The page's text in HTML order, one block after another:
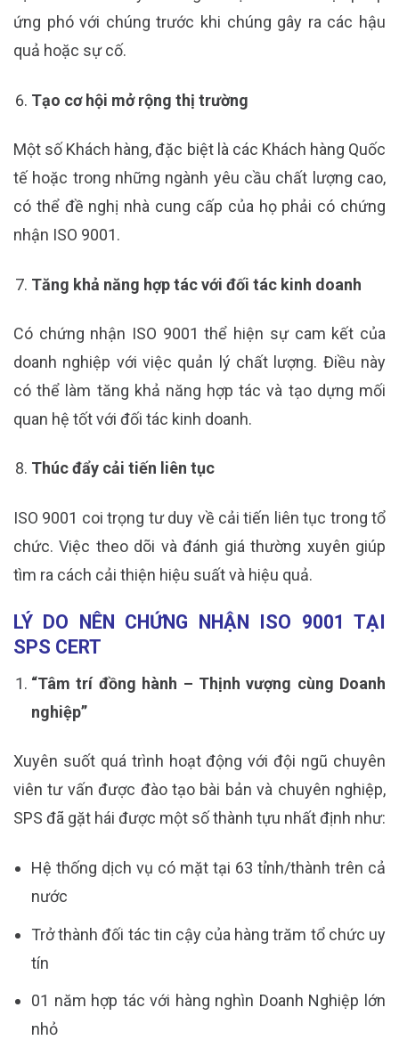
ứng phó với chúng trước khi chúng gây ra các hậu
quả hoặc sự cố.
Tạo cơ hội mở rộng thị trường
Một số Khách hàng, đặc biệt là các Khách hàng Quốc
tế hoặc trong những ngành yêu cầu chất lượng cao,
có thể đề nghị nhà cung cấp của họ phải có chứng
nhận ISO 9001.
Tăng khả năng hợp tác với đối tác kinh doanh
Có chứng nhận ISO 9001 thể hiện sự cam kết của
doanh nghiệp với việc quản lý chất lượng. Điều này
có thể làm tăng khả năng hợp tác và tạo dựng mối
quan hệ tốt với đối tác kinh doanh.
Thúc đẩy cải tiến liên tục
ISO 9001 coi trọng tư duy về cải tiến liên tục trong tổ
chức. Việc theo dõi và đánh giá thường xuyên giúp
tìm ra cách cải thiện hiệu suất và hiệu quả.
LÝ DO NÊN CHỨNG NHẬN ISO 9001 TẠI
SPS CERT
“Tâm trí đồng hành – Thịnh vượng cùng Doanh
nghiệp”
Xuyên suốt quá trình hoạt động với đội ngũ chuyên
viên tư vấn được đào tạo bài bản và chuyên nghiệp,
SPS đã gặt hái được một số thành tựu nhất định như:
Hệ thống dịch vụ có mặt tại 63 tỉnh/thành trên cả
nước
Trở thành đối tác tin cậy của hàng trăm tổ chức uy
tín
01 năm hợp tác với hàng nghìn Doanh Nghiệp lớn
nhỏ